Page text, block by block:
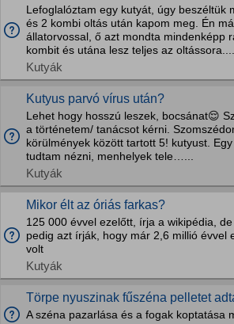
Lefoglalóztam egy kutyát, úgy beszéltük
és 2 kombi oltás után kapom meg. Én
állatorvossal, ő azt mondta mindenképp
kombit és utána lesz teljes az oltássora....
Kutyák
Kutyus parvó vírus után?
Lehet hogy hosszú leszek, bocsánat😌
a történetem/ tanácsot kérni.
körülmények között tartott 5! kutyust.
tudtam nézni, menhelyek tele…...
Kutyák
Mikor élt az óriás farkas?
125 000 évvel ezelőtt, írja a wikipédia,
pedig azt írják, hogy már 2,6 millió évvel
volt
Kutyák
Törpe nyuszinak fűszéna pelletet
A széna pazarlása és a fogak koptatása